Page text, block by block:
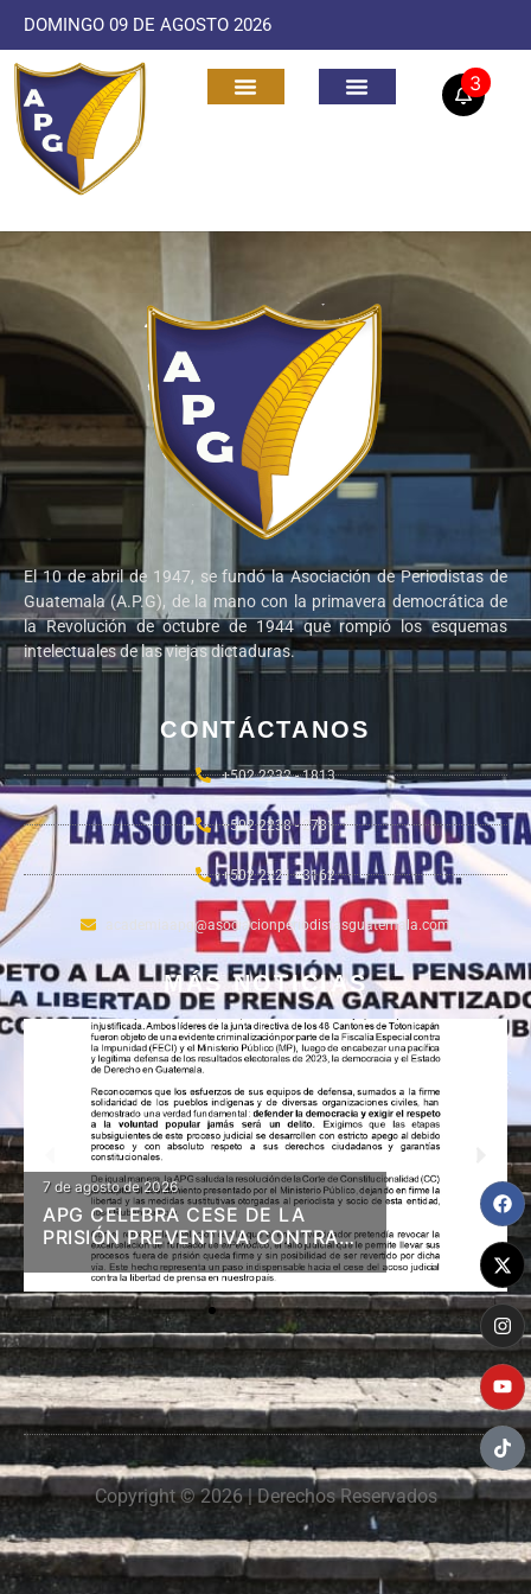
DOMINGO 09 DE AGOSTO 2026
3
El 10 de abril de 1947, se fundó la Asociación de Periodistas de
Guatemala (A.P.G), de la mano con la primavera democrática de
la Revolución de octubre de 1944 que rompió los esquemas
intelectuales de las viejas dictaduras.
CONTÁCTANOS
+502 2232 - 1813
+502 2238 - 2781
+502 2221 - 3162
academiaapg@asociacionperiodistasguatemala.com
MÁS NOTICIAS
7 de agosto de 2026
APG CELEBRA CESE DE LA
PRISIÓN PREVENTIVA CONTRA
DIRIGENTES DE 48 CANTONES Y
RESOLUCIÓN EN FIRME DE
LIBERTAD Y MEDIDAS A ZAMORA
Copyright © 2026 | Derechos Reservados